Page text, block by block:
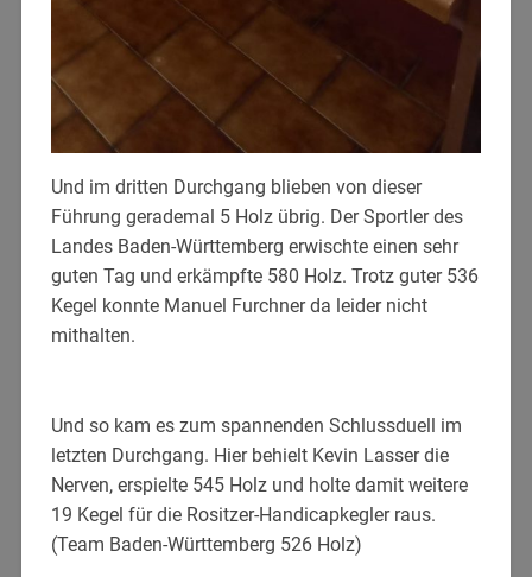
Und im dritten Durchgang blieben von dieser
Führung gerademal 5 Holz übrig. Der Sportler des
Landes Baden-Württemberg erwischte einen sehr
guten Tag und erkämpfte 580 Holz. Trotz guter 536
Kegel konnte Manuel Furchner da leider nicht
mithalten.
Und so kam es zum spannenden Schlussduell im
letzten Durchgang. Hier behielt Kevin Lasser die
Nerven, erspielte 545 Holz und holte damit weitere
19 Kegel für die Rositzer-Handicapkegler raus.
(Team Baden-Württemberg 526 Holz)